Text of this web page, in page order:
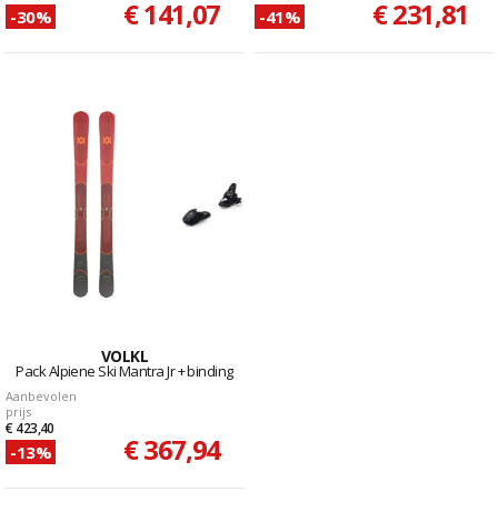
-30% € 141,07 -41% € 231,81
VOLKL
Pack Alpiene Ski Mantra Jr + binding
Aanbevolen
prijs
€ 423,40
-13% € 367,94